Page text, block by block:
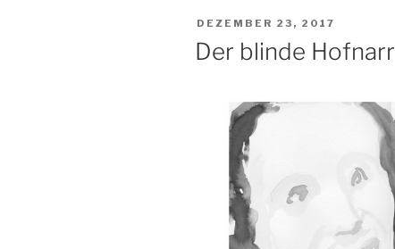
VERÖFFENTLICHT
AM
DEZEMBER 23, 2017
Der blinde Hofnarr